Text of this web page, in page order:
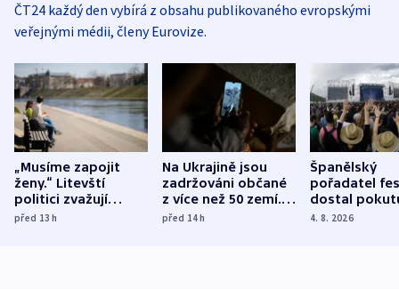
ČT24 každý den vybírá z obsahu publikovaného evropskými
veřejnými médii, členy Eurovize.
„Musíme zapojit
ženy.“ Litevští
politici zvažují
dohodu o
před 13h
Na Ukrajině jsou
zadržováni občané
z více než 50 zemí.
Bojovali na straně
před 14h
Španělský
pořadatel
dostal
nekalé
4. 8. 2026